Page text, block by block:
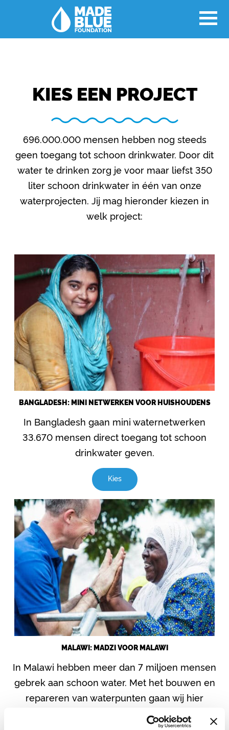
KIES EEN PROJECT
696.000.000 mensen hebben nog steeds
geen toegang tot schoon drinkwater. Door dit
water te drinken zorg je voor maar liefst 350
liter schoon drinkwater in één van onze
waterprojecten. Jij mag hieronder kiezen in
welk project:
BANGLADESH: MINI NETWERKEN VOOR HUISHOUDENS
In Bangladesh gaan mini waternetwerken
33.670 mensen direct toegang tot schoon
drinkwater geven.
Kies
MALAWI: MADZI VOOR MALAWI
In Malawi hebben meer dan 7 miljoen mensen
gebrek aan schoon water. Met het bouwen en
repareren van waterpunten gaan wij hier
verandering in brengen.